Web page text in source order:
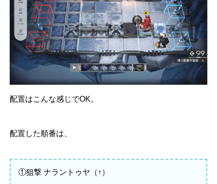
配置はこんな感じでOK。
配置した順番は、
①狙撃 ナラントゥヤ（↑）